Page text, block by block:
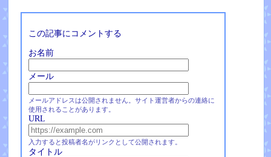
この記事にコメントする
お名前
メール
メールアドレスは公開されません。サイト運営者からの連絡に
使用されることがあります。
URL
入力すると投稿者名がリンクとして公開されます。
タイトル